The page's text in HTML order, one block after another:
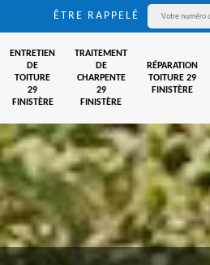
ÊTRE RAPPELÉ
ENTRETIEN
DE
TOITURE
29
FINISTÈRE
TRAITEMENT
DE
CHARPENTE
29
FINISTÈRE
RÉPARATION
TOITURE 29
FINISTÈRE